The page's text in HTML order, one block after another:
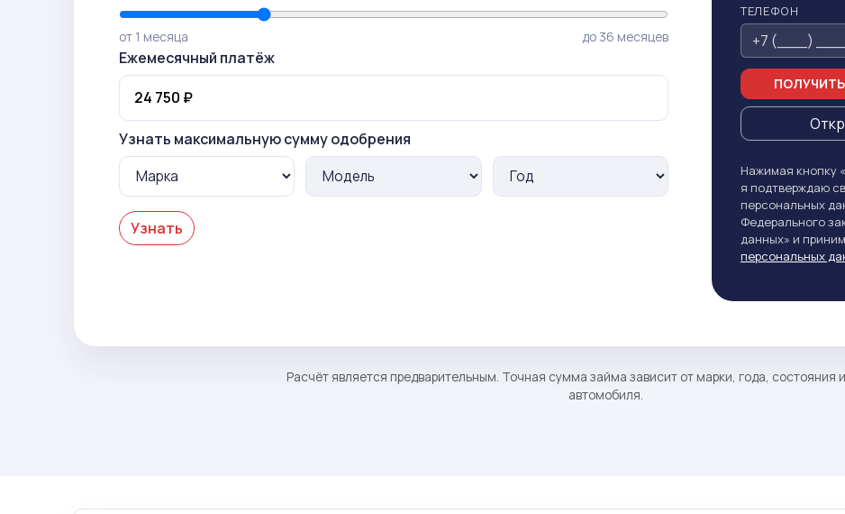
от 1 месяца до 36 месяцев
Ежемесячный платёж
Узнать максимальную сумму одобрения
Узнать
ТЕЛЕФОН
Нажимая кнопку
я подтверждаю
персональных
Федерального
данных» и
персональных
Расчёт является предварительным. Точная сумма займа зависит от марки, года, состояния
автомобиля.